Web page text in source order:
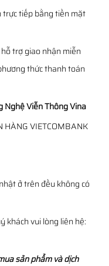
trực tiếp bằng tiền mặt
trợ giao nhận miễn
thức thanh toán
Nghệ Viễn Thông Vina
HÀNG VIETCOMBANK
ở trên đều không có
khách vui lòng liên hệ:
sản phẩm và dịch